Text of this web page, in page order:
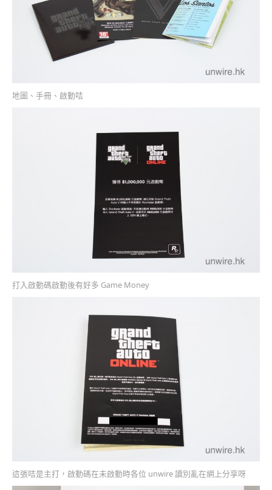
地圖、手冊、啟動咭
打入啟動碼啟動後有好多 Game Money
這張咭是主打，啟動碼在未啟動時各位 unwire 讀別亂在網上分享呀